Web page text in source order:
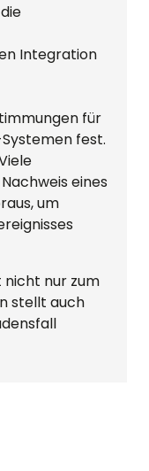
Integration
für
fest.
eines
um
nur zum
stellt auch